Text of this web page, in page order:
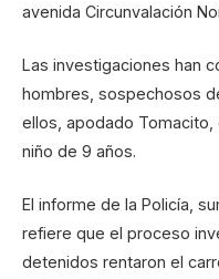
avenida Circunvalación
Las investigaciones han
hombres, sospechosos
ellos, apodado
niño de 9 años.
El informe de la Policía,
refiere que el proceso
detenidos rentaron el